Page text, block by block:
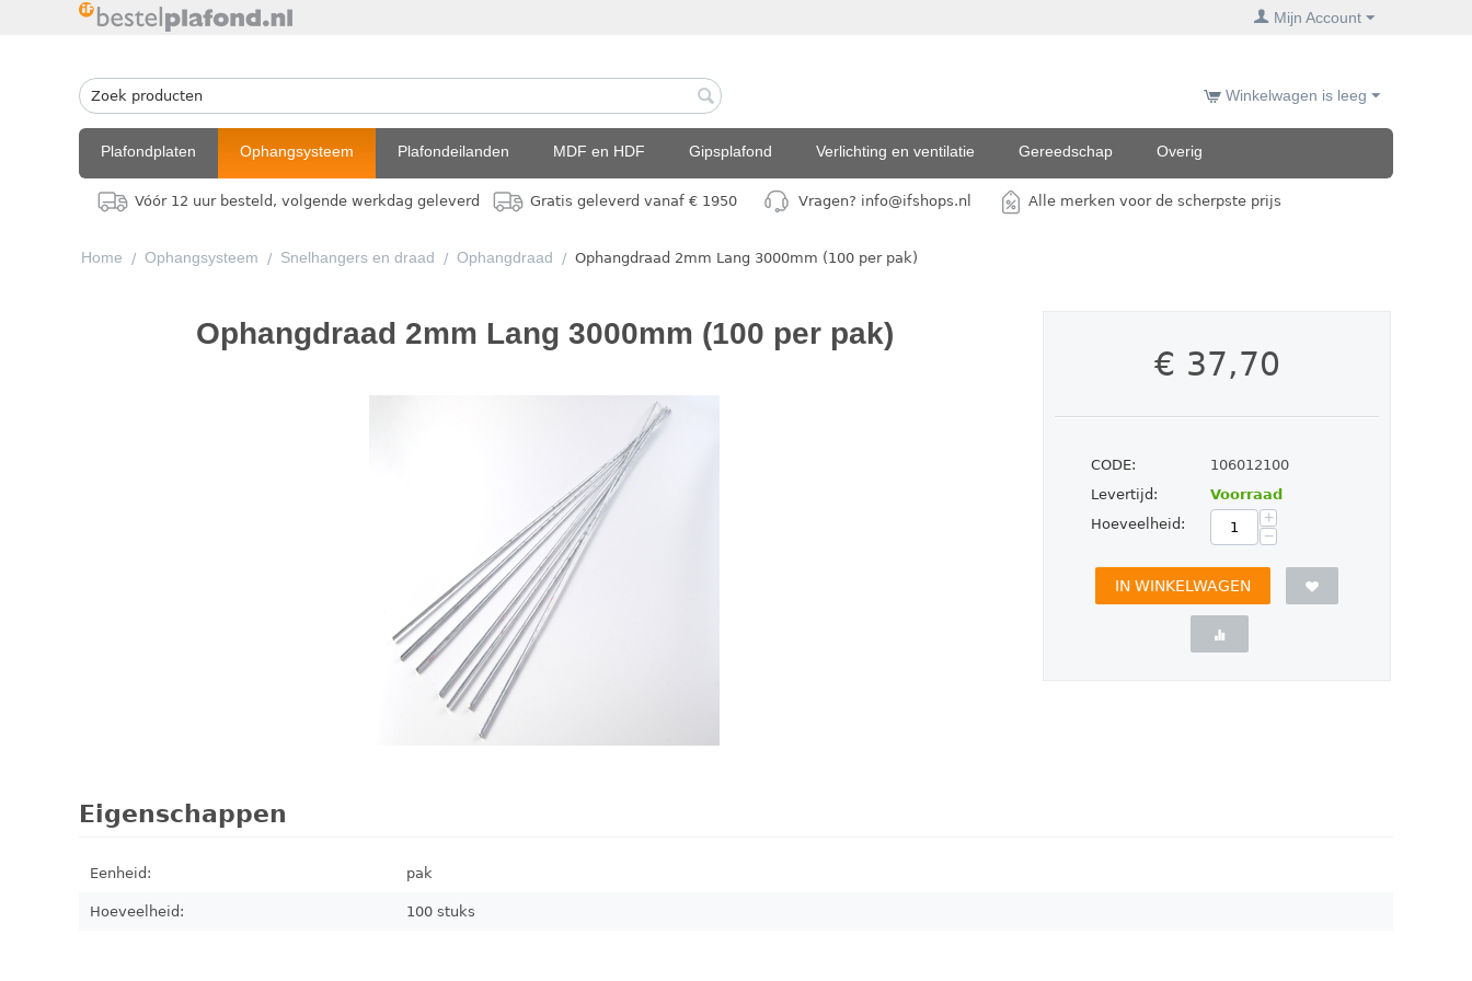
Mijn Account
Winkelwagen is leeg
Plafondplaten Ophangsysteem Plafondeilanden MDF en HDF Gipsplafond Verlichting en ventilatie Gereedschap Overig
Vóór 12 uur besteld, volgende werkdag geleverd Gratis geleverd vanaf € 1950 Vragen? info@ifshops.nl Alle merken voor de scherpste prijs
Home / Ophangsysteem / Snelhangers en draad / Ophangdraad / Ophangdraad 2mm Lang 3000mm (100 per pak)
Ophangdraad 2mm Lang 3000mm (100 per pak)
€ 37,70
CODE:
106012100
Levertijd:
Voorraad
Hoeveelheid:
+
−
IN WINKELWAGEN
Eigenschappen
Eenheid: pak
Hoeveelheid: 100 stuks